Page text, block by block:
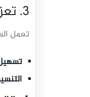
3. تعزيز العلاقات الدبلوماسية والاقتصادية
تعمل